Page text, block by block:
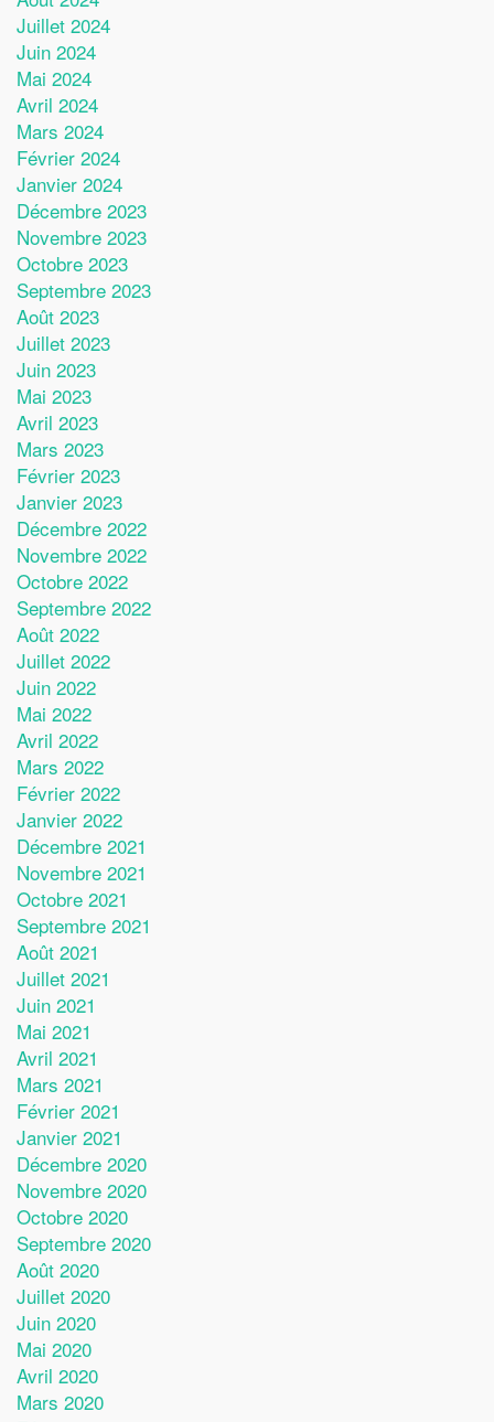
Juillet 2024
Juin 2024
Mai 2024
Avril 2024
Mars 2024
Février 2024
Janvier 2024
Décembre 2023
Novembre 2023
Octobre 2023
Septembre 2023
Août 2023
Juillet 2023
Juin 2023
Mai 2023
Avril 2023
Mars 2023
Février 2023
Janvier 2023
Décembre 2022
Novembre 2022
Octobre 2022
Septembre 2022
Août 2022
Juillet 2022
Juin 2022
Mai 2022
Avril 2022
Mars 2022
Février 2022
Janvier 2022
Décembre 2021
Novembre 2021
Octobre 2021
Septembre 2021
Août 2021
Juillet 2021
Juin 2021
Mai 2021
Avril 2021
Mars 2021
Février 2021
Janvier 2021
Décembre 2020
Novembre 2020
Octobre 2020
Septembre 2020
Août 2020
Juillet 2020
Juin 2020
Mai 2020
Avril 2020
Mars 2020